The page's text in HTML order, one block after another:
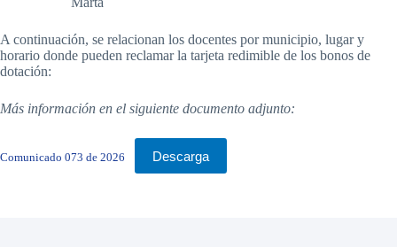
A continuación, se relacionan los docentes por municipio, lugar y
horario donde pueden reclamar la tarjeta redimible de los bonos de
dotación:
Más información en el siguiente documento adjunto:
Comunicado 073 de 2026 Descarga